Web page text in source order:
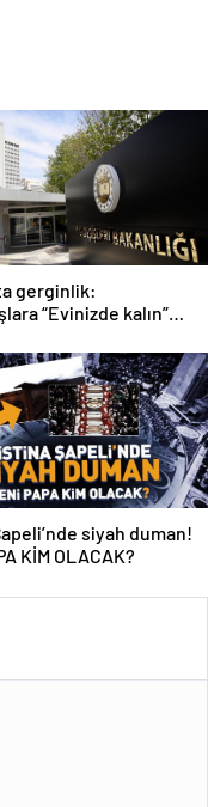
gerginlik:
“Evinizde kalın”
siyah duman!
KİM OLACAK?